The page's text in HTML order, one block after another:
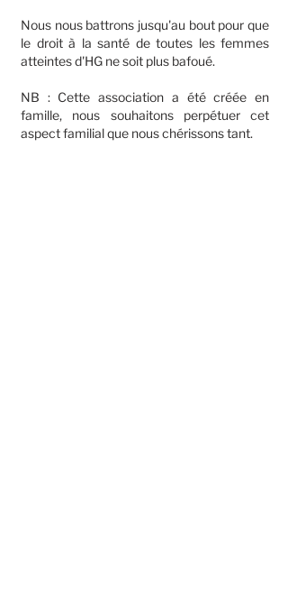
Nous nous battrons jusqu'au bout pour que
le droit à la santé de toutes les femmes
atteintes d'HG ne soit plus bafoué.
NB : Cette association a été créée en
famille, nous souhaitons perpétuer cet
aspect familial que nous chérissons tant.